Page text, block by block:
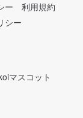
ー
利用規約
シー
マスコット